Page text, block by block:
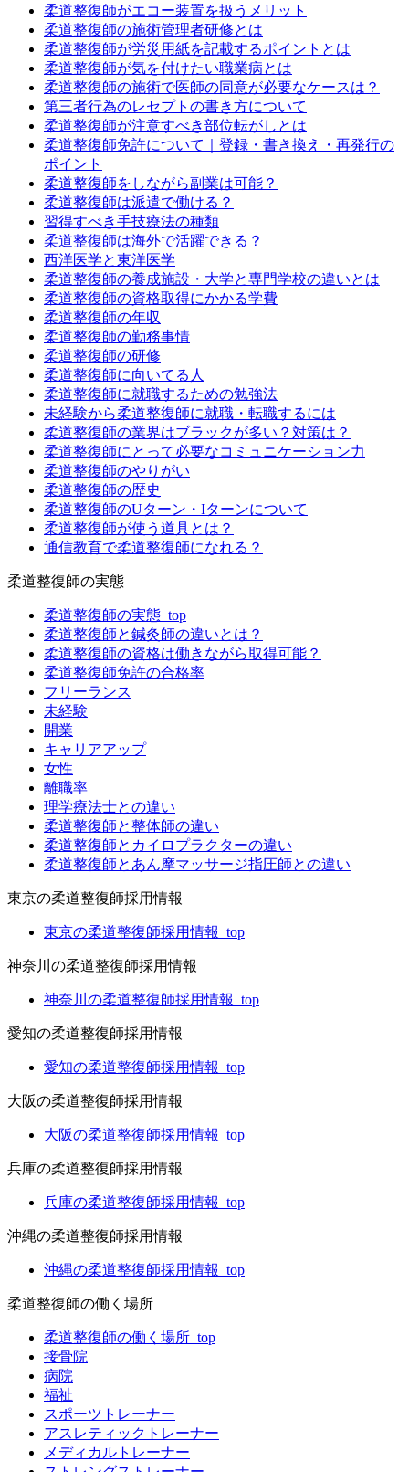
柔道整復師がエコー装置を扱うメリット
柔道整復師の施術管理者研修とは
柔道整復師が労災用紙を記載するポイントとは
柔道整復師が気を付けたい職業病とは
柔道整復師の施術で医師の同意が必要なケースは？
第三者行為のレセプトの書き方について
柔道整復師が注意すべき部位転がしとは
柔道整復師免許について｜登録・書き換え・再発行の
ポイント
柔道整復師をしながら副業は可能？
柔道整復師は派遣で働ける？
習得すべき手技療法の種類
柔道整復師は海外で活躍できる？
西洋医学と東洋医学
柔道整復師の養成施設・大学と専門学校の違いとは
柔道整復師の資格取得にかかる学費
柔道整復師の年収
柔道整復師の勤務事情
柔道整復師の研修
柔道整復師に向いてる人
柔道整復師に就職するための勉強法
未経験から柔道整復師に就職・転職するには
柔道整復師の業界はブラックが多い？対策は？
柔道整復師にとって必要なコミュニケーション力
柔道整復師のやりがい
柔道整復師の歴史
柔道整復師のUターン・Iターンについて
柔道整復師が使う道具とは？
通信教育で柔道整復師になれる？
柔道整復師の実態
柔道整復師の実態_top
柔道整復師と鍼灸師の違いとは？
柔道整復師の資格は働きながら取得可能？
柔道整復師免許の合格率
フリーランス
未経験
開業
キャリアアップ
女性
離職率
理学療法士との違い
柔道整復師と整体師の違い
柔道整復師とカイロプラクターの違い
柔道整復師とあん摩マッサージ指圧師との違い
東京の柔道整復師採用情報
東京の柔道整復師採用情報_top
神奈川の柔道整復師採用情報
神奈川の柔道整復師採用情報_top
愛知の柔道整復師採用情報
愛知の柔道整復師採用情報_top
大阪の柔道整復師採用情報
大阪の柔道整復師採用情報_top
兵庫の柔道整復師採用情報
兵庫の柔道整復師採用情報_top
沖縄の柔道整復師採用情報
沖縄の柔道整復師採用情報_top
柔道整復師の働く場所
柔道整復師の働く場所_top
接骨院
病院
福祉
スポーツトレーナー
アスレティックトレーナー
メディカルトレーナー